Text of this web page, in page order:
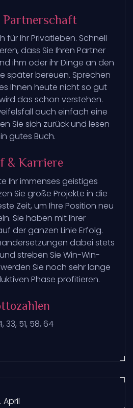
Partnerschaft
für Ihr Privatleben. Schnell
dass Sie Ihren Partner
ihm oder ihr Dinge an den
später bereuen. Sprechen
Ihnen heute nicht so gut
das schon verstehen.
auch einfach eine
Sie sich zurück und lesen
gutes Buch.
& Karriere
Ihr immenses geistiges
Sie große Projekte in die
Zeit, um Ihre Position neu
Sie haben mit Ihrer
der ganzen Linie Erfolg.
dabei stets
streben Sie Win-Win-
Sie noch sehr lange
Phase profitieren.
33, 51, 58, 64
April